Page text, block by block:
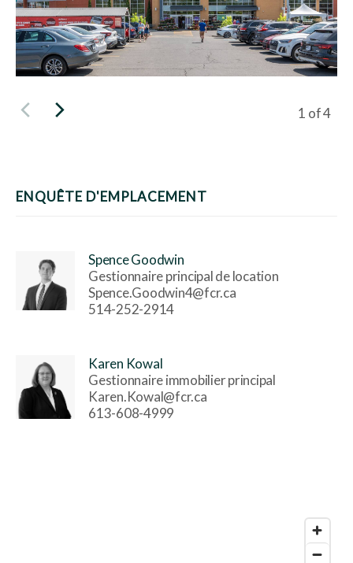
Viewing
1 of4
ENQUÊTE D'EMPLACEMENT
Spence Goodwin
Gestionnaire principal de location
Spence.Goodwin4@fcr.ca
514-252-2914
Karen Kowal
Gestionnaire immobilier principal
Karen.Kowal@fcr.ca
613-608-4999